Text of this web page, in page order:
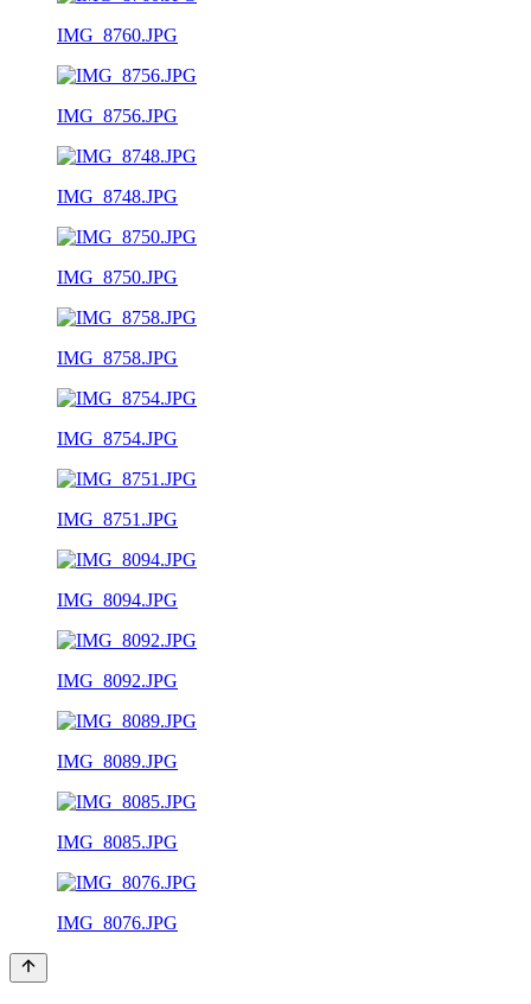
IMG_8760.JPG
IMG_8756.JPG
IMG_8748.JPG
IMG_8750.JPG
IMG_8758.JPG
IMG_8754.JPG
IMG_8751.JPG
IMG_8094.JPG
IMG_8092.JPG
IMG_8089.JPG
IMG_8085.JPG
IMG_8076.JPG